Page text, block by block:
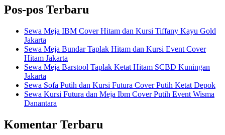
Pos-pos Terbaru
Sewa Meja IBM Cover Hitam dan Kursi Tiffany Kayu Gold
Jakarta
Sewa Meja Bundar Taplak Hitam dan Kursi Event Cover
Hitam Jakarta
Sewa Meja Barstool Taplak Ketat Hitam SCBD Kuningan
Jakarta
Sewa Sofa Putih dan Kursi Futura Cover Putih Ketat Depok
Sewa Kursi Futura dan Meja Ibm Cover Putih Event Wisma
Danantara
Komentar Terbaru